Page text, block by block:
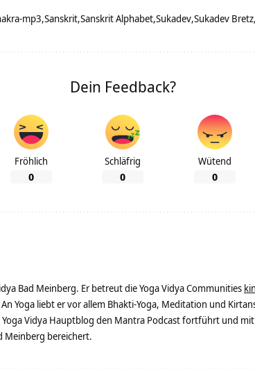
mp3 Sanskrit Sanskrit Alphabet Sukadev Sukadev Bretz
Dein Feedback?
Fröhlich
0
Schläfrig
0
Wütend
0
Bad Meinberg. Er betreut die Yoga Vidya Communities
An Yoga liebt er vor allem Bhakti-Yoga, Meditation und
Vidya Hauptblog den Mantra Podcast fortführt und
Meinberg bereichert.